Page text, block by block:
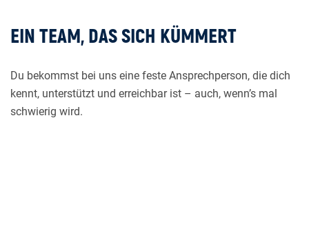
EIN TEAM, DAS SICH KÜMMERT
Du bekommst bei uns eine feste Ansprechperson, die dich
kennt, unterstützt und erreichbar ist – auch, wenn’s mal
schwierig wird.